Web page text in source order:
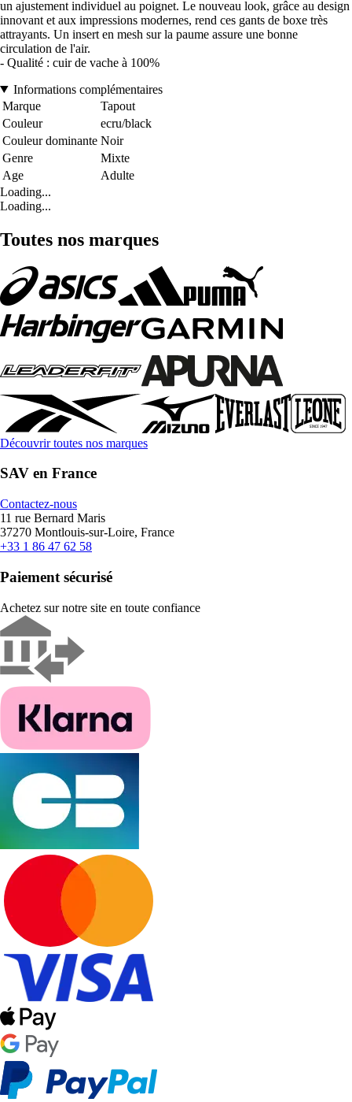
un ajustement individuel au poignet. Le nouveau look, grâce au design
innovant et aux impressions modernes, rend ces gants de boxe très
attrayants. Un insert en mesh sur la paume assure une bonne
circulation de l'air.
- Qualité : cuir de vache à 100%
Informations complémentaires
Marque
Tapout
Couleur
ecru/black
Couleur dominante Noir
Genre
Mixte
Age
Adulte
Loading...
Loading...
Toutes nos marques
Découvrir toutes nos marques
SAV en France
Contactez-nous
11 rue Bernard Maris
37270 Montlouis-sur-Loire, France
+33 1 86 47 62 58
Paiement sécurisé
Achetez sur notre site en toute confiance